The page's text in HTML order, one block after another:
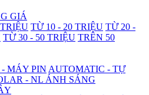
GIÁ
TỪ 10 - 20 TRIỆU TỪ 20 -
TỪ 30 - 50 TRIỆU TRÊN 50
MÁY PIN AUTOMATIC - TỰ
- NL ÁNH SÁNG